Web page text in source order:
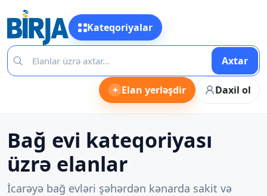
Kateqoriyalar
Axtar
+ Elan yerləşdir Daxil ol
Bağ evi kateqoriyası
üzrə elanlar
İcarəyə bağ evləri şəhərdən kənarda sakit və